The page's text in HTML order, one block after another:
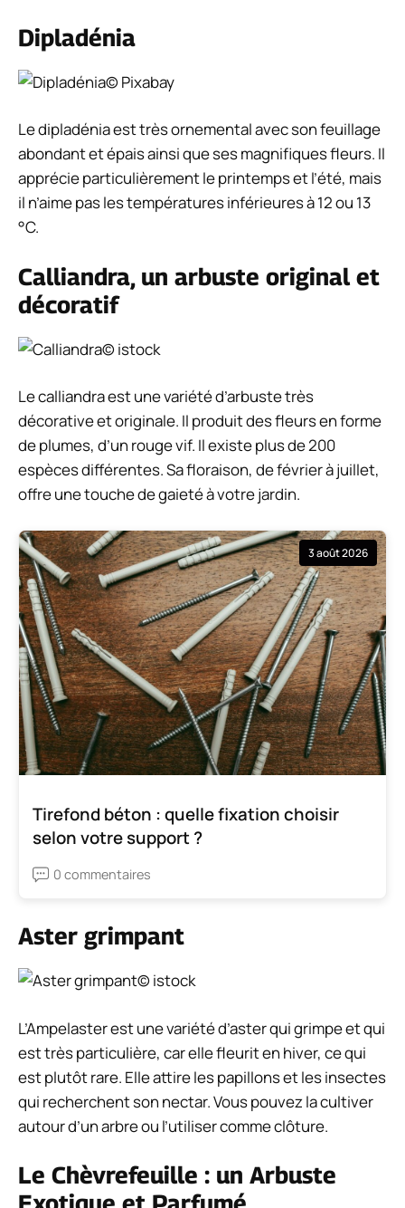
Dipladénia
© Pixabay
Le dipladénia est très ornemental avec son feuillage
abondant et épais ainsi que ses magnifiques fleurs. Il
apprécie particulièrement le printemps et l’été, mais
il n’aime pas les températures inférieures à 12 ou 13
°C.
Calliandra, un arbuste original et
décoratif
© istock
Le calliandra est une variété d’arbuste très
décorative et originale. Il produit des fleurs en forme
de plumes, d’un rouge vif. Il existe plus de 200
espèces différentes. Sa floraison, de février à juillet,
offre une touche de gaieté à votre jardin.
3 août 2026
Tirefond béton : quelle fixation choisir
selon votre support ?
0 commentaires
Aster grimpant
© istock
L’Ampelaster est une variété d’aster qui grimpe et qui
est très particulière, car elle fleurit en hiver, ce qui
est plutôt rare. Elle attire les papillons et les insectes
qui recherchent son nectar. Vous pouvez la cultiver
autour d’un arbre ou l’utiliser comme clôture.
Le Chèvrefeuille : un Arbuste